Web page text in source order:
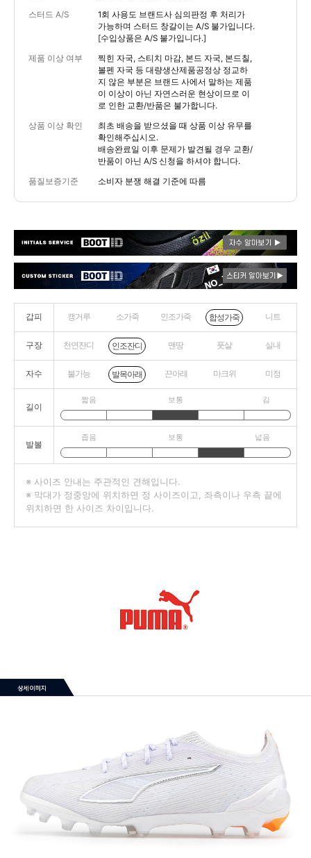
스터드 A/S
1회 사용도 브랜드사 심의판정 후 처리가
가능하며 스터드 창갈이는 A/S 불가입니다.
[수입상품은 A/S 불가입니다.]
제품 이상 여부
찍힌 자국, 스티치 마감, 본드 자국, 본드칠,
볼펜 자국 등 대량생산제품공정상 정교하
지 않은 부분은 브랜드 사에서 말하는 제품
이 이상이 아닌 자연스러운 현상이므로 이
로 인한 교환/반품은 불가합니다.
상품 이상 확인
최초 배송을 받으셨을 때 상품 이상 유무를
확인해주십시오.
배송완료일 이후 문제가 발견될 경우 교환/
반품이 아닌 A/S 신청을 하셔야 합니다.
품질보증기준 소비자 분쟁 해결 기준에 따름
갑피 캥거루 소가죽 인조가죽 합성가죽 니트
구장 천연잔디 인조잔디 맨땅 풋살 실내
자수 불가능 발목아래 끈아래 마크위 미정
길이
짧음 보통 김
발볼
좁음 보통 넓음
※ 사이즈 안내는 주관적인 견해입니다.
※ 막대가 정중앙에 위치하면 정 사이즈이고, 좌측이나 우측 끝에
위치하면 한 사이즈 차이입니다.